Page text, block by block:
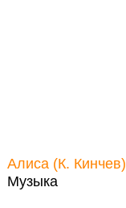
Алиса (К. Кинчев)
Музыка